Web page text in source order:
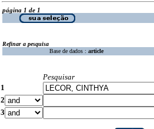
página 1 de 1
Refinar a pesquisa
Base de dados : article
Pesquisar
1
2
3